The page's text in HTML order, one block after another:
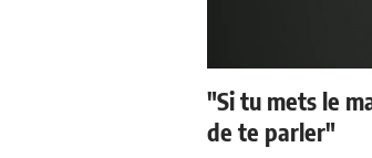
"Si tu mets le
de te parler"